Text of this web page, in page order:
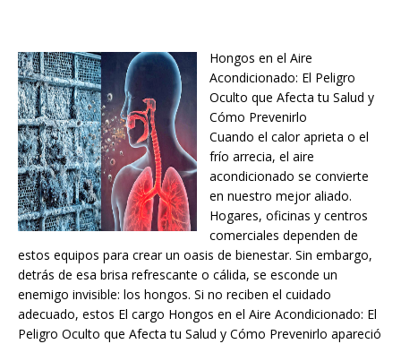
Hongos en el Aire
Acondicionado: El Peligro
Oculto que Afecta tu Salud y
Cómo Prevenirlo
Cuando el calor aprieta o el
frío arrecia, el aire
acondicionado se convierte
en nuestro mejor aliado.
Hogares, oficinas y centros
comerciales dependen de
estos equipos para crear un oasis de bienestar. Sin embargo,
detrás de esa brisa refrescante o cálida, se esconde un
enemigo invisible: los hongos. Si no reciben el cuidado
adecuado, estos El cargo Hongos en el Aire Acondicionado: El
Peligro Oculto que Afecta tu Salud y Cómo Prevenirlo apareció